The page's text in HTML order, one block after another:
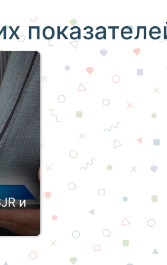
и
с